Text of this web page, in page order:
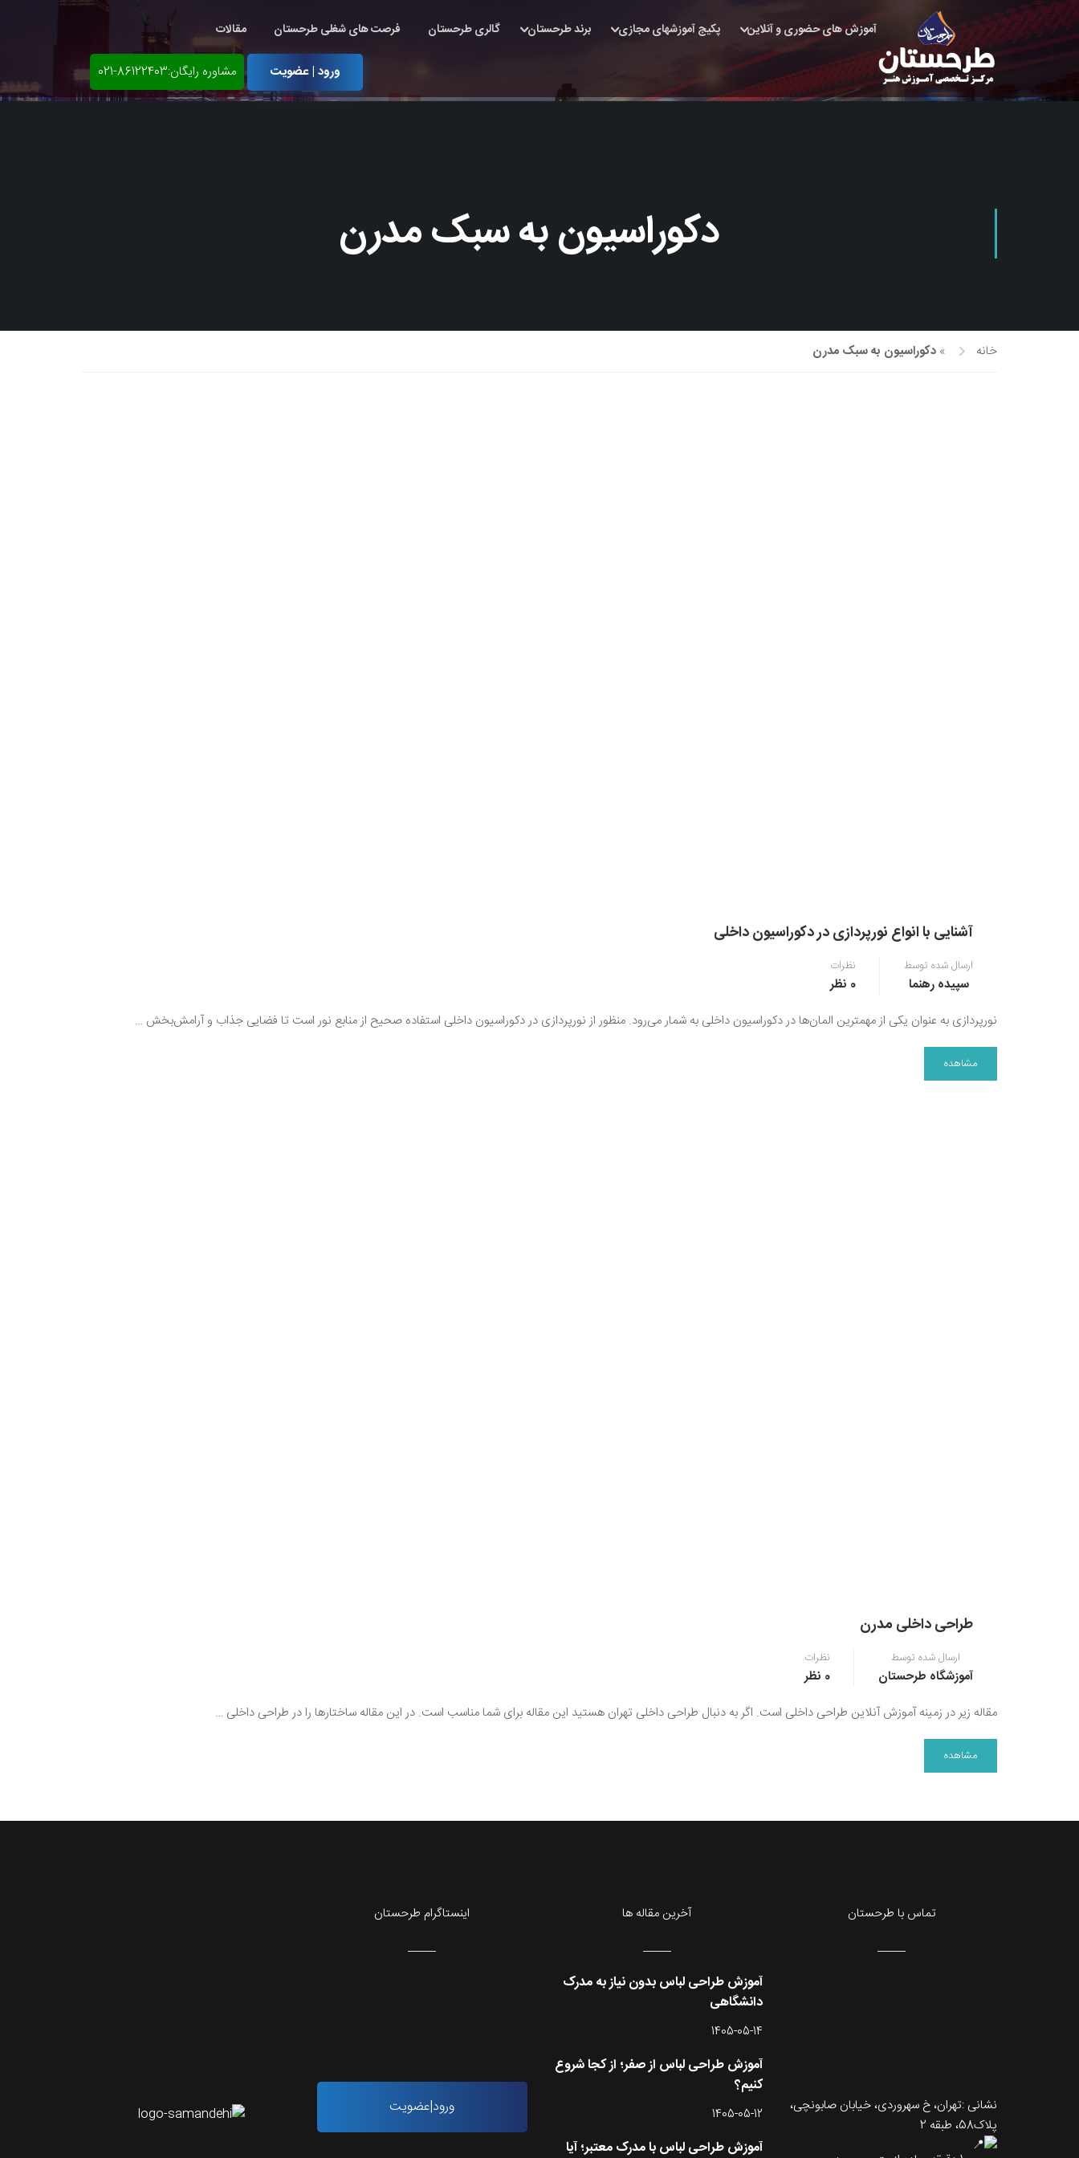
آموزش های حضوری و آنلاین پکیج آموزشهای مجازی برند طرحستان گالری طرحستان فرصت های شغلی طرحستان مقالات
ورود | عضویت مشاوره رایگان:86122403-021
دکوراسیون به سبک مدرن
خانه » دکوراسیون به سبک مدرن
آشنایی با انواع نورپردازی در دکوراسیون داخلی
ارسال شده توسط
سپیده رهنما
نظرات
0 نظر
نورپردازی به عنوان یکی از مهمترین المان‌ها در دکوراسیون داخلی به شمار می‌رود. منظور از نورپردازی در دکوراسیون داخلی استفاده صحیح از منابع نور است تا فضایی جذاب و آرامش‌بخش …
مشاهده
طراحی داخلی مدرن
ارسال شده توسط
آموزشگاه طرحستان
نظرات
0 نظر
مقاله زیر در زمینه آموزش آنلاین طراحی داخلی است. اگر به دنبال طراحی داخلی تهران هستید این مقاله برای شما مناسب است. در این مقاله ساختارها را در طراحی داخلی …
مشاهده
اینستاگرام طرحستان
ورود|عضویت
آخرین مقاله ها
آموزش طراحی لباس بدون نیاز به مدرک
دانشگاهی
1405-05-14
آموزش طراحی لباس از صفر؛ از کجا شروع
کنیم؟
1405-05-12
آموزش طراحی لباس با مدرک معتبر؛ آیا
تماس با طرحستان
نشانی :تهران، خ سهروردی، خیابان صابونچی،
پلاک58، طبقه 2